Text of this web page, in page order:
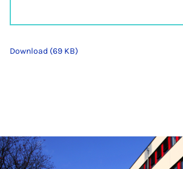
Download (69 KB)